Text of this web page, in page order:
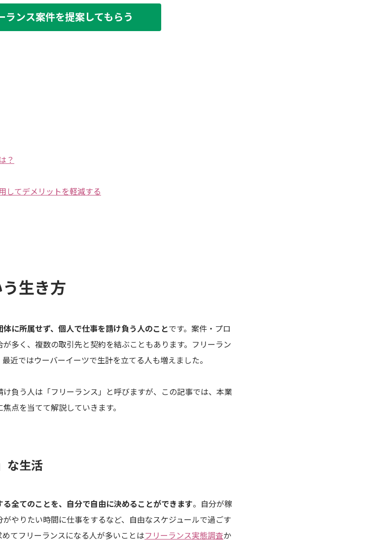
ランス案件を提案してもらう
？
してデメリットを軽減する
生き方
に所属せず、個人で仕事を請け負う人のことです。案件・プロ
多く、複数の取引先と契約を結ぶこともあります。フリーラン
近ではウーバーイーツで生計を立てる人も増えました。
負う人は「フリーランス」と呼びますが、この記事では、本業
点を当てて解説していきます。
な生活
全てのことを、自分で自由に決めることができます。自分が稼
やりたい時間に仕事をするなど、自由なスケジュールで過ごす
てフリーランスになる人が多いことはフリーランス実態調査か